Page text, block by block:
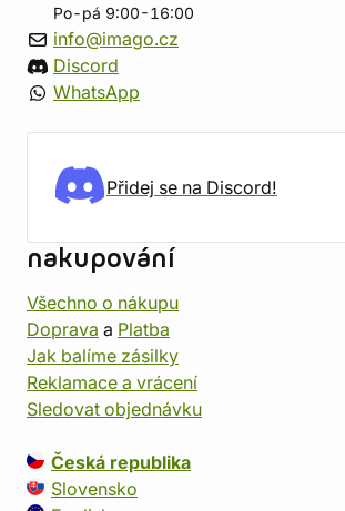
Po-pá 9:00-16:00
info@imago.cz
Discord
WhatsApp
Přidej se na Discord!
nakupování
Všechno o nákupu
Doprava a Platba
Jak balíme zásilky
Reklamace a vrácení
Sledovat objednávku
Česká republika
Slovensko